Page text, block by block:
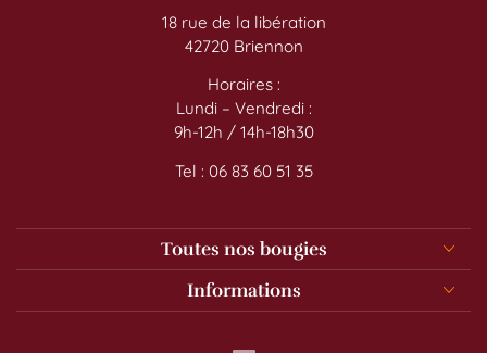
18 rue de la libération
42720 Briennon
Horaires :
Lundi – Vendredi :
9h-12h / 14h-18h30
Tel : 06 83 60 51 35
Toutes nos bougies
Informations